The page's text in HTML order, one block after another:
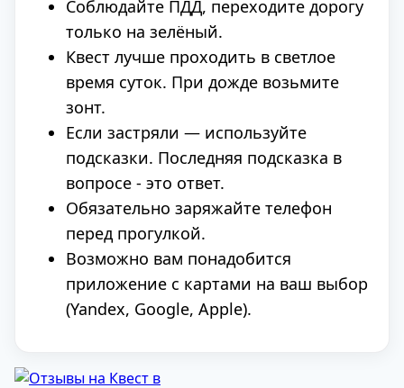
Соблюдайте ПДД, переходите дорогу
только на зелёный.
Квест лучше проходить в светлое
время суток. При дожде возьмите
зонт.
Если застряли — используйте
подсказки. Последняя подсказка в
вопросе - это ответ.
Обязательно заряжайте телефон
перед прогулкой.
Возможно вам понадобится
приложение с картами на ваш выбор
(Yandex, Google, Apple).